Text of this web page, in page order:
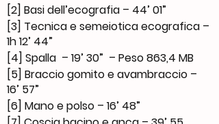
[2] Basi dell’ecografia – 44’ 01”
[3] Tecnica e semeiotica ecografica –
1h 12’ 44”
[4] Spalla – 19’ 30” – Peso 863,4 MB
[5] Braccio gomito e avambraccio –
16’ 57”
[6] Mano e polso – 16’ 48”